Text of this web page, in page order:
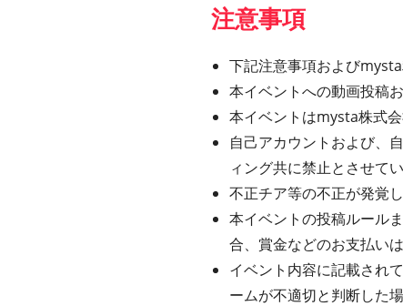
注意事項
下記注意事項および
本イベントへの動画投稿
本イベントはmysta株式
自己アカウントおよび、
ィング共に禁止とさせて
不正チア等の不正が発覚
本イベントの投稿ルール
合、賞金などのお支払い
イベント内容に記載され
ームが不適切と判断した